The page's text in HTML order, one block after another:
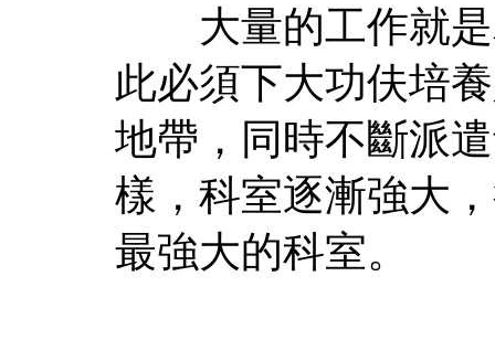
大量的工作就是
此必須下大功伕培
地帶，同時不斷派
樣，科室逐漸強大
最強大的科室。